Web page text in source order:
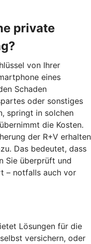
private
von Ihrer
eines
Schaden
oder sonstiges
springt in solchen
die Kosten.
der R+V erhalten
Das bedeutet, dass
Sie überprüft und
– notfalls auch vor
Lösungen für die
versichern, oder